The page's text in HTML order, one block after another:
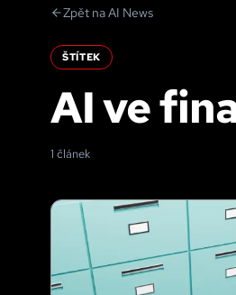
Zpět na AI News
ŠTÍTEK
AI ve
1 článek